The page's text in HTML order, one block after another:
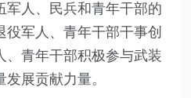
军人、民兵和青年干部的
役军人、青年干部干事创
、青年干部积极参与武装
展贡献力量。